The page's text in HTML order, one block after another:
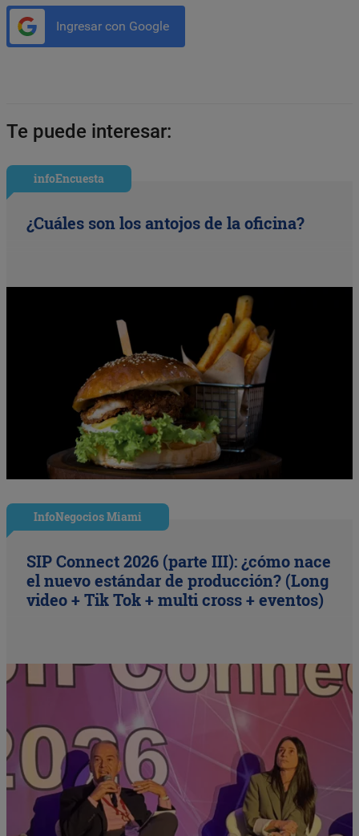
Ingresar con Google
Te puede interesar:
infoEncuesta
¿Cuáles son los antojos de la oficina?
InfoNegocios Miami
SIP Connect 2026 (parte III): ¿cómo nace
el nuevo estándar de producción? (Long
video + Tik Tok + multi cross + eventos)